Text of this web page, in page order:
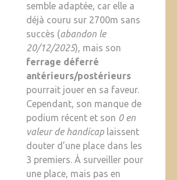
semble adaptée, car elle a
déjà couru sur 2700m sans
succès (abandon le
20/12/2025), mais son
ferrage déferré
antérieurs/postérieurs
pourrait jouer en sa faveur.
Cependant, son manque de
podium récent et son 0 en
valeur de handicaplaissent
douter d’une place dans les
3 premiers. À surveiller pour
une place, mais pas en